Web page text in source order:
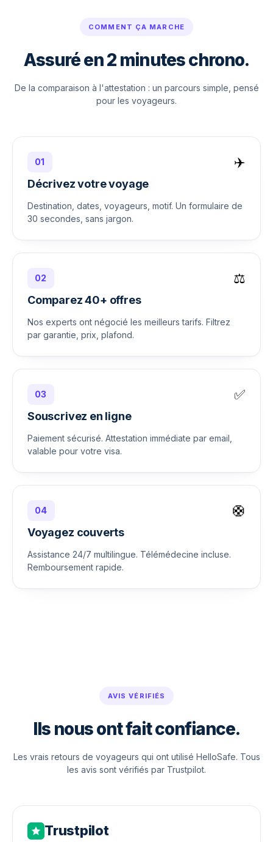
COMMENT ÇA MARCHE
Assuré en 2 minutes chrono.
De la comparaison à l'attestation : un parcours simple, pensé
pour les voyageurs.
01 ✈️
Décrivez votre voyage
Destination, dates, voyageurs, motif. Un formulaire de
30 secondes, sans jargon.
02 ⚖️
Comparez 40+ offres
Nos experts ont négocié les meilleurs tarifs. Filtrez
par garantie, prix, plafond.
03 ✅
Souscrivez en ligne
Paiement sécurisé. Attestation immédiate par email,
valable pour votre visa.
04 🛟
Voyagez couverts
Assistance 24/7 multilingue. Télémédecine incluse.
Remboursement rapide.
AVIS VÉRIFIÉS
Ils nous ont fait confiance.
Les vrais retours de voyageurs qui ont utilisé HelloSafe. Tous
les avis sont vérifiés par Trustpilot.
Trustpilot